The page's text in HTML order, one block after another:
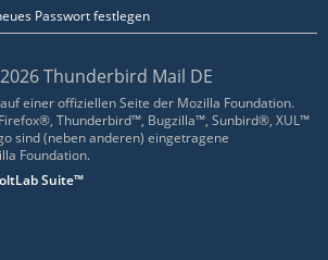
Passwort festlegen
Thunderbird Mail DE
einer offiziellen Seite der Mozilla Foundation.
Thunderbird™, Bugzilla™, Sunbird®, XUL™
sind (neben anderen) eingetragene
Foundation.
Suite™